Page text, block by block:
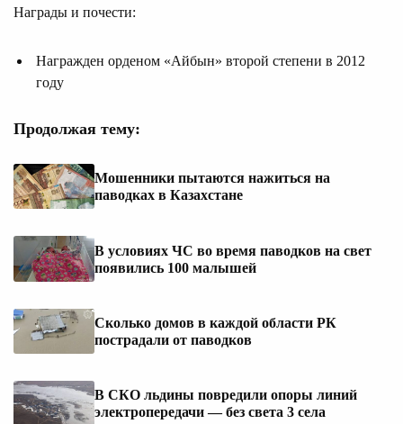
Награды и почести:
Награжден орденом «Айбын» второй степени в 2012
году
Продолжая тему:
Мошенники пытаются нажиться на
паводках в Казахстане
В условиях ЧС во время паводков на свет
появились 100 малышей
Сколько домов в каждой области РК
пострадали от паводков
В СКО льдины повредили опоры линий
электропередачи — без света 3 села